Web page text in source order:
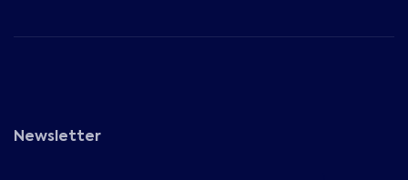
Newsletter